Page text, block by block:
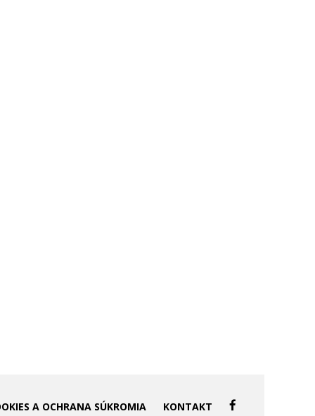
A OCHRANA SÚKROMIA KONTAKT